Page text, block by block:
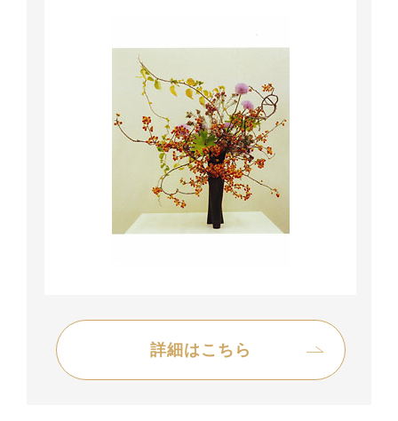
詳細はこちら